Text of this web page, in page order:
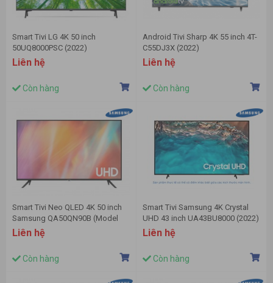
Smart Tivi LG 4K 50 inch
50UQ8000PSC (2022)
Liên hệ
Còn hàng
Android Tivi Sharp 4K 55 inch 4T-
C55DJ3X (2022)
Liên hệ
Còn hàng
Smart Tivi Neo QLED 4K 50 inch
Samsung QA50QN90B (Model
2022)
Liên hệ
Còn hàng
Smart Tivi Samsung 4K Crystal
UHD 43 inch UA43BU8000 (2022)
Liên hệ
Còn hàng